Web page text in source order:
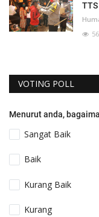
VOTING POLL
Menurut anda,
Sangat Baik
Baik
Kurang Baik
Kurang